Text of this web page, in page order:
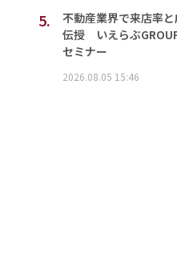
5.
不動産業界で来店率
伝授 いえらぶ
セミナー
2026.08.05 15:46